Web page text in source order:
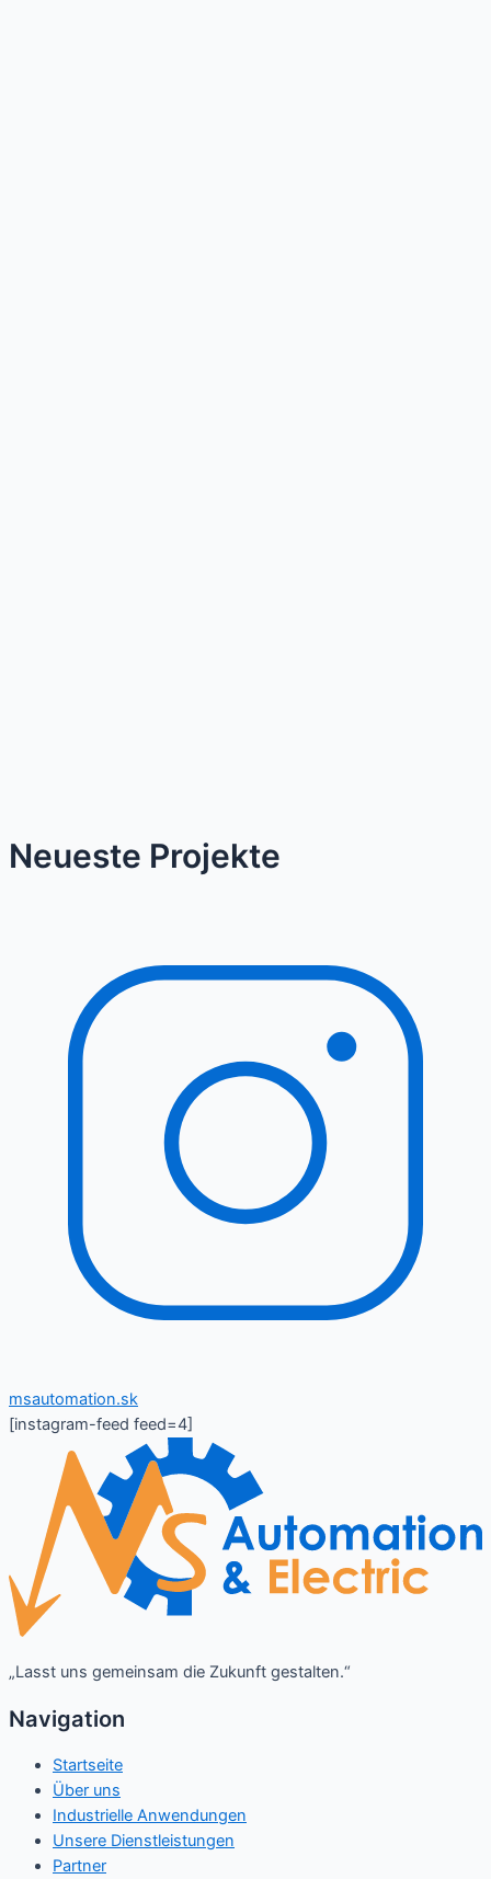
Neueste Projekte
msautomation.sk
[instagram-feed feed=4]
„Lasst uns gemeinsam die Zukunft gestalten.“
Navigation
Startseite
Über uns
Industrielle Anwendungen
Unsere Dienstleistungen
Partner